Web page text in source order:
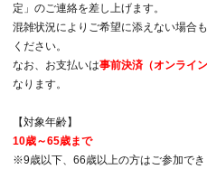
定」のご連絡を差し上げます。
混雑状況によりご希望に添えない場合
ください。
なお、お支払いは事前決済（オンライ
なります。
【対象年齢】
10歳～65歳まで
※9歳以下、66歳以上の方はご参加でき